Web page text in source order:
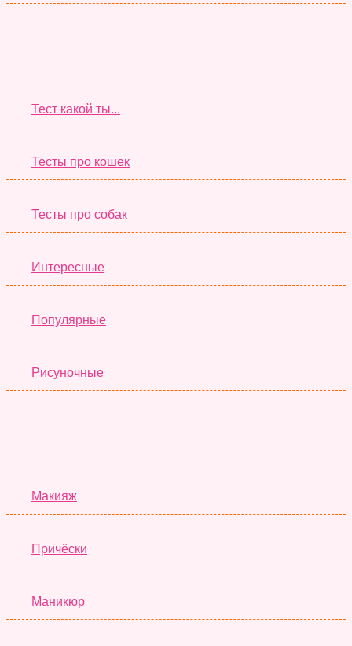
Тест какой ты...
Тесты про кошек
Тесты про собак
Интересные
Популярные
Рисуночные
Макияж
Причёски
Маникюр